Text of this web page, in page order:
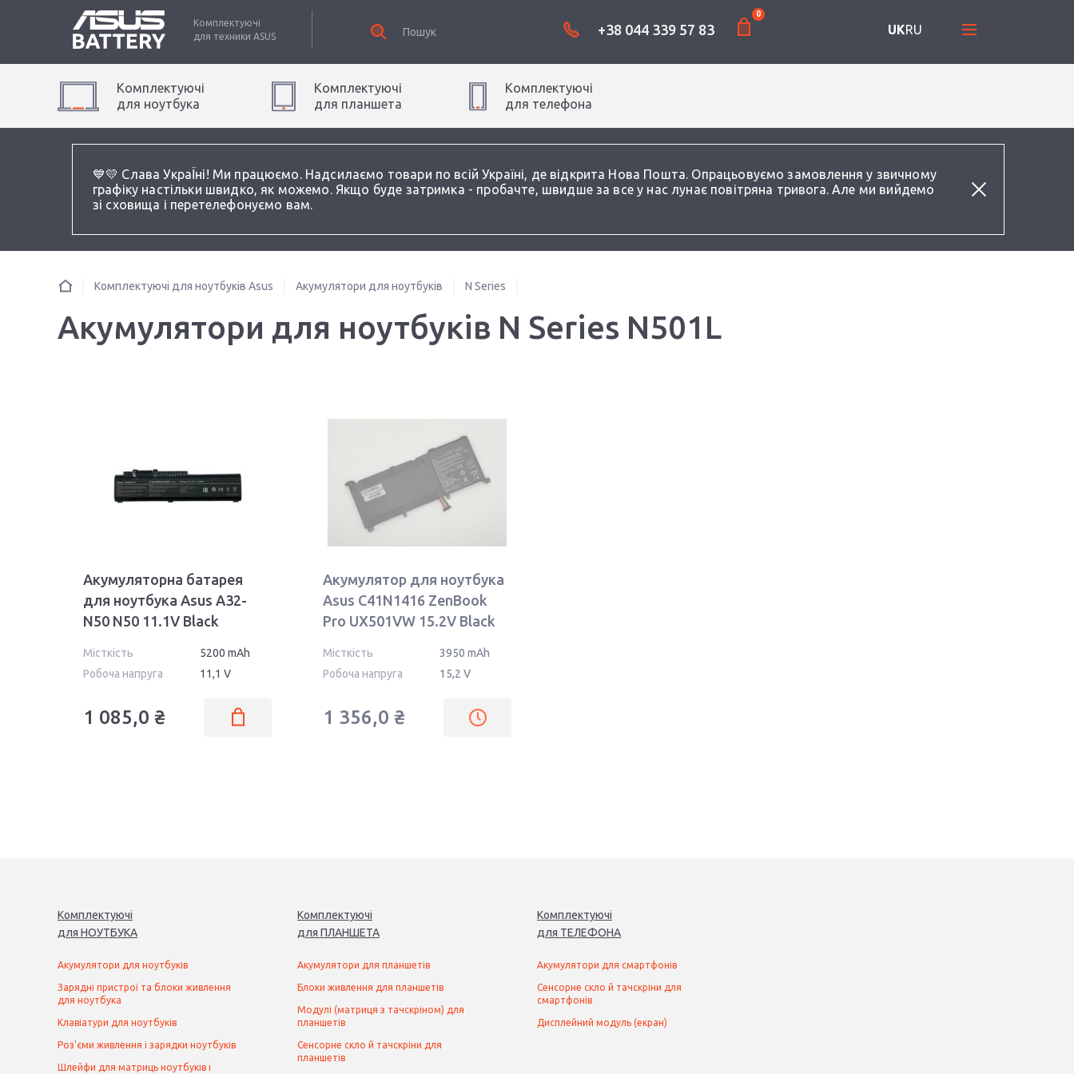
💙💛 Слава УкраЇні! Ми працюємо. Надсилаємо товари по всій Україні, де відкрита Нова Пошта. Опрацьовуємо замовлення у звичному
графіку настільки швидко, як можемо. Якщо буде затримка - пробачте, швидше за все у нас лунає повітряна тривога. Але ми вийдемо
зі сховища і перетелефонуємо вам.
Комплектуючі
для техники ASUS +38 044 339 57 83
0
UKRU
Комплектуючі
для ноутбука
Комплектуючі
для планшета
Комплектуючі
для телефона
Комплектуючі для ноутбуків Asus Акумулятори для ноутбуків N Series
Акумулятори для ноутбуків N Series N501L
Акумуляторна батарея
для ноутбука Asus A32-
N50 N50 11.1V Black
Місткість
5200 mAh
Робоча напруга
11,1 V
1 085,0 ₴
Акумулятор для ноутбука
Asus C41N1416 ZenBook
Pro UX501VW 15.2V Black
Місткість
3950 mAh
Робоча напруга
15,2 V
1 356,0 ₴
Комплектуючі
для НОУТБУКА
Акумулятори для ноутбуків
Зарядні пристрої та блоки живлення
для ноутбука
Клавіатури для ноутбуків
Роз'єми живлення і зарядки ноутбуків
Шлейфи для матриць ноутбуків і
Комплектуючі
для ПЛАНШЕТА
Акумулятори для планшетів
Блоки живлення для планшетів
Модулі (матриця з тачскріном) для
планшетів
Сенсорне скло й тачскріни для
планшетів
Комплектуючі
для ТЕЛЕФОНА
Акумулятори для смартфонів
Сенсорне скло й тачскріни для
смартфонів
Дисплейний модуль (екран)